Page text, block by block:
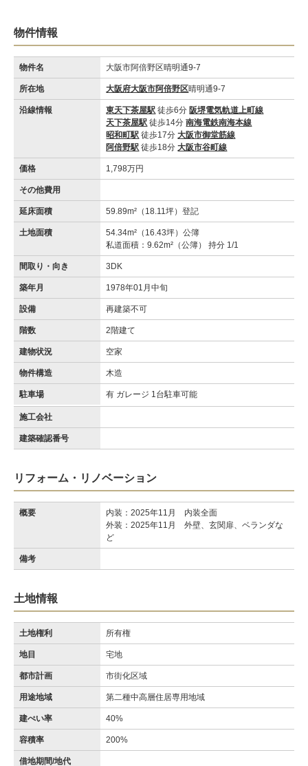
物件情報
物件名 大阪市阿倍野区晴明通9-7
所在地 大阪府大阪市阿倍野区晴明通9-7
沿線情報 東天下茶屋駅 徒歩6分 阪堺電気軌道上町線
天下茶屋駅 徒歩14分南海電鉄南海本線
昭和町駅 徒歩17分大阪市御堂筋線
阿倍野駅 徒歩18分大阪市谷町線
価格 1,798万円
その他費用
延床面積 59.89m²（18.11坪）登記
土地面積
54.34m²（16.43坪）公簿
私道面積：9.62m²（公簿） 持分 1/1
間取り・向き 3DK
築年月 1978年01月中旬
設備 再建築不可
階数 2階建て
建物状況 空家
物件構造 木造
駐車場 有 ガレージ 1台駐車可能
施工会社
建築確認番号
リフォーム・リノベーション
概要
内装：2025年11月 内装全面
外装：2025年11月 外壁、玄関扉、ベランダな
ど
備考
土地情報
土地権利 所有権
地目 宅地
都市計画 市街化区域
用途地域 第二種中高層住居専用地域
建ぺい率 40%
容積率 200%
借地期間/地代